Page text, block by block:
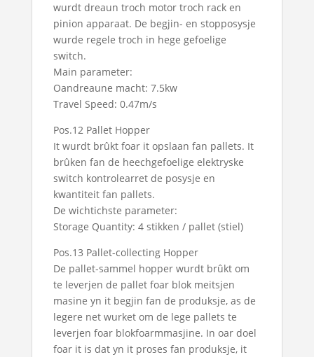
wurdt dreaun troch motor troch rack en
pinion apparaat. De begjin- en stopposysje
wurde regele troch in hege gefoelige
switch.
Main parameter:
Oandreaune macht: 7.5kw
Travel Speed: 0.47m/s
Pos.12 Pallet Hopper
It wurdt brûkt foar it opslaan fan pallets. It
brûken fan de heechgefoelige elektryske
switch kontrolearret de posysje en
kwantiteit fan pallets.
De wichtichste parameter:
Storage Quantity: 4 stikken / pallet (stiel)
Pos.13 Pallet-collecting Hopper
De pallet-sammel hopper wurdt brûkt om
te leverjen de pallet foar blok meitsjen
masine yn it begjin fan de produksje, as de
legere net wurket om de lege pallets te
leverjen foar blokfoarmmasjine. In oar doel
foar it is dat yn it proses fan produksje, it